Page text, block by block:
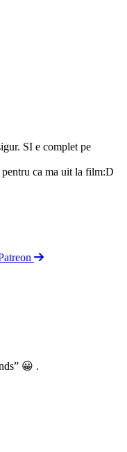
SI e complet pe
ca ma uit la film:D
😀 .